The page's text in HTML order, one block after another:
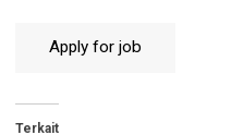
Terkait